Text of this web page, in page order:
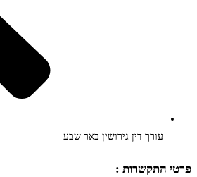
עורך דין גירושין באר שבע
פרטי התקשרות :